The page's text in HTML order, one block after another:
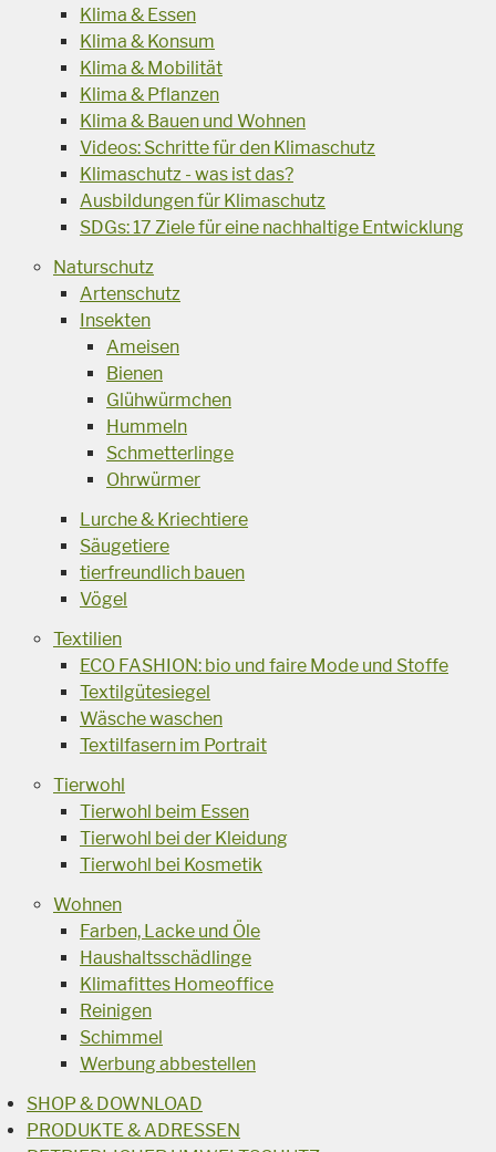
Klima & Essen
Klima & Konsum
Klima & Mobilität
Klima & Pflanzen
Klima & Bauen und Wohnen
Videos: Schritte für den Klimaschutz
Klimaschutz - was ist das?
Ausbildungen für Klimaschutz
SDGs: 17 Ziele für eine nachhaltige Entwicklung
Naturschutz
Artenschutz
Insekten
Ameisen
Bienen
Glühwürmchen
Hummeln
Schmetterlinge
Ohrwürmer
Lurche & Kriechtiere
Säugetiere
tierfreundlich bauen
Vögel
Textilien
ECO FASHION: bio und faire Mode und Stoffe
Textilgütesiegel
Wäsche waschen
Textilfasern im Portrait
Tierwohl
Tierwohl beim Essen
Tierwohl bei der Kleidung
Tierwohl bei Kosmetik
Wohnen
Farben, Lacke und Öle
Haushaltsschädlinge
Klimafittes Homeoffice
Reinigen
Schimmel
Werbung abbestellen
SHOP & DOWNLOAD
PRODUKTE & ADRESSEN